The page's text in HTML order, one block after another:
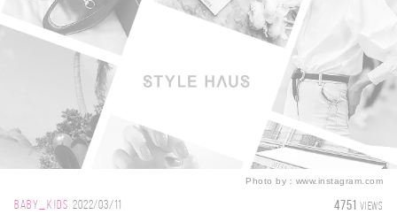
Photo by： www.instagram.com
BABY_KIDS 2022/03/11 4751 VIEWS